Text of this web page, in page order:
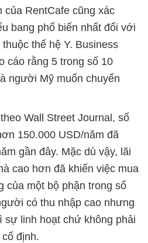
của RentCafe cũng xác
bang phổ biến nhất đối với
thế hệ Y. Business
cáo rằng 5 trong số 10
người Mỹ muốn chuyển
Wall Street Journal, số
150.000 USD/năm đã
gần đây. Mặc dù vậy, lãi
cao hơn đã khiến việc mua
của một bộ phận trong số
có thu nhập cao nhưng
sự linh hoạt chứ không phải
định.